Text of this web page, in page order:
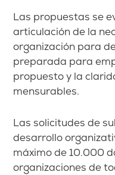
Las propuestas se
articulación de la
organización para
preparada para
propuesto y la
mensurables.
Las solicitudes de
desarrollo
máximo de 10.000
organizaciones de